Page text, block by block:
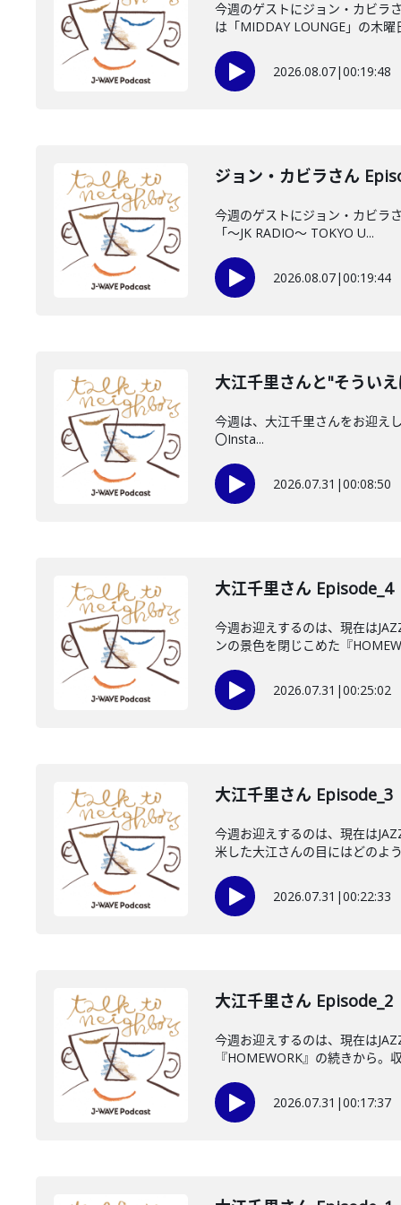
今週のゲストにジョン・カビラ
は「MIDDAY LOUNGE」の木曜
2026.08.07|00:19:48
ジョン・カビラさん
今週のゲストにジョン・カビラ
「〜JK RADIO〜 TOKYO U...
2026.08.07|00:19:44
大江千里さんと"そうい
今週は、大江千里さんをお迎え
〇Insta...
2026.07.31 |00:08:50
大江千里さん Episode_4
今週お迎えするのは、現在は
ンの景色を閉じこめた『
2026.07.31 |00:25:02
大江千里さん Episode_3
今週お迎えするのは、現在は
米した大江さんの目にはどのよ
2026.07.31 |00:22:33
大江千里さん Episode_2
今週お迎えするのは、現在は
『HOMEWORK』の続きから。
2026.07.31 |00:17:37